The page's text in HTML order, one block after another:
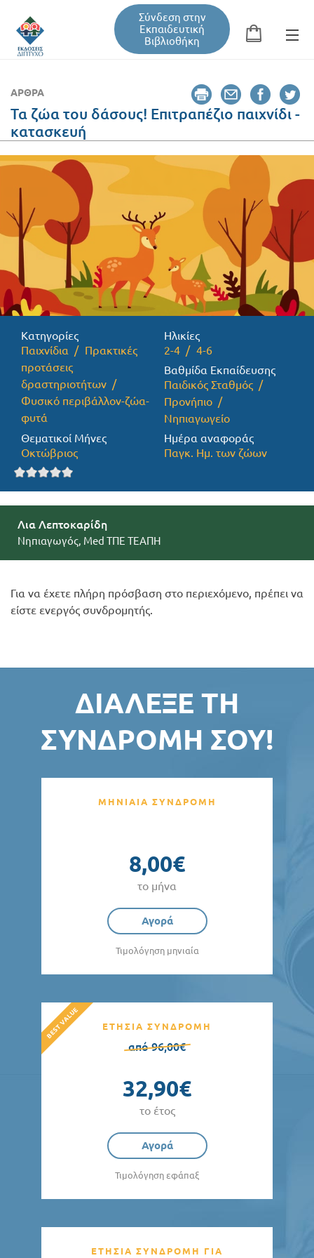
Σύνδεση στην
Εκπαιδευτική
Βιβλιοθήκη
Φόρμα αναζήτησης
Εκπαιδευτική Βιβλιοθήκη
Βιβλία
Σεμινάρια / Συνέδρια
Τεύχη Περιοδικών
Προσφορές
ΆΡΘΡΑ
Τα ζώα του δάσους! Επιτραπέζιο παιχνίδι -
κατασκευή
Κατηγορίες
Παιχνίδια
Πρακτικές
προτάσεις
δραστηριοτήτων
Φυσικό περιβάλλον-ζώα-
φυτά
Ηλικίες
2-4
4-6
Βαθμίδα Εκπαίδευσης
Παιδικός Σταθμός
Προνήπιο
Νηπιαγωγείο
Θεματικοί Μήνες
Οκτώβριος
Ημέρα αναφοράς
Παγκ. Ημ. των ζώων
Λια Λεπτοκαρίδη
Νηπιαγωγός, Med ΤΠΕ ΤΕΑΠΗ
Για να έχετε πλήρη πρόσβαση στο περιεχόμενο, πρέπει να
είστε ενεργός συνδρομητής.
ΔΙΆΛΕΞΕ ΤΗ
ΣΥΝΔΡΟΜΉ ΣΟΥ!
ΜΗΝΙΑΙΑ ΣΥΝΔΡΟΜΗ
8,00€
το μήνα
Αγορά
Τιμολόγηση μηνιαία
ΕΤΗΣΙΑ ΣΥΝΔΡΟΜΗ
από 96,00€
32,90€
το έτος
Αγορά
Τιμολόγηση εφάπαξ
ΕΤΗΣΙΑ ΣΥΝΔΡΟΜΗ ΓΙΑ